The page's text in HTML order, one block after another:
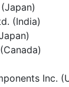
(India)
Inc.